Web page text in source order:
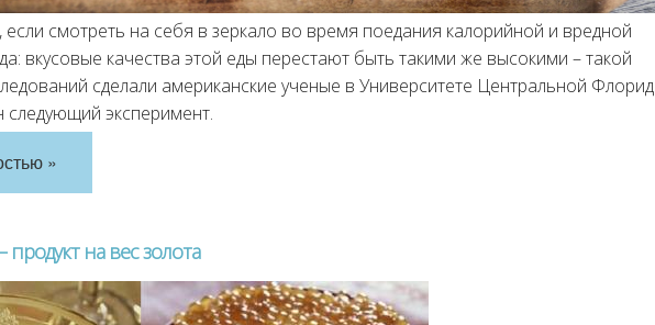
если смотреть на себя в зеркало во время поедания калорийной и вредной
вкусовые качества этой еды перестают быть такими же высокими – такой
сделали американские ученые в Университете Центральной
следующий эксперимент.
»
на вес золота